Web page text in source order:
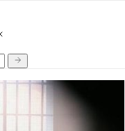
tymczasowe